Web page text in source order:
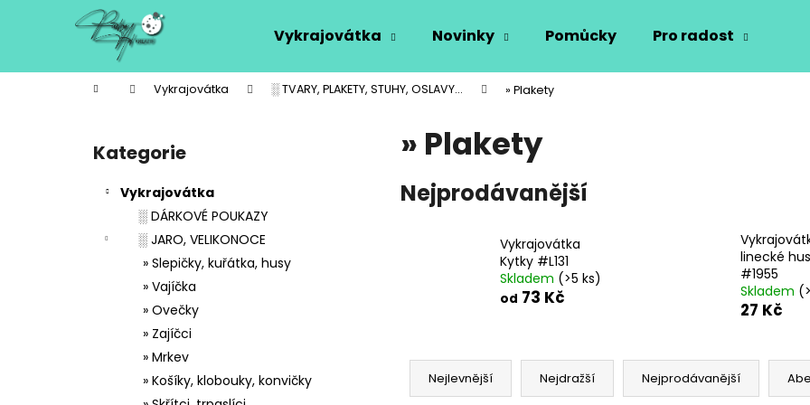
Vykrajovátka Novinky Pomůcky Pro radost
Domů Vykrajovátka ░ TVARY, PLAKETY, STUHY, OSLAVY... » Plakety
Přeskočit
kategorie
Kategorie
Vykrajovátka
░ DÁRKOVÉ POUKAZY
░ JARO, VELIKONOCE
» Slepičky, kuřátka, husy
» Vajíčka
» Ovečky
» Zajíčci
» Mrkev
» Košíky, klobouky, konvičky
» Plakety
Nejprodávanější
Vykrajovátka
Kytky #L131
Skladem (>5 ks)
od 73 Kč
linecké
#1955
Skladem
27 Kč
Ř
Nejlevnější Nejdražší Nejprodávanější
í
Zpět
do
Zpět
do
Co potřebujete najít?
Doporučujeme